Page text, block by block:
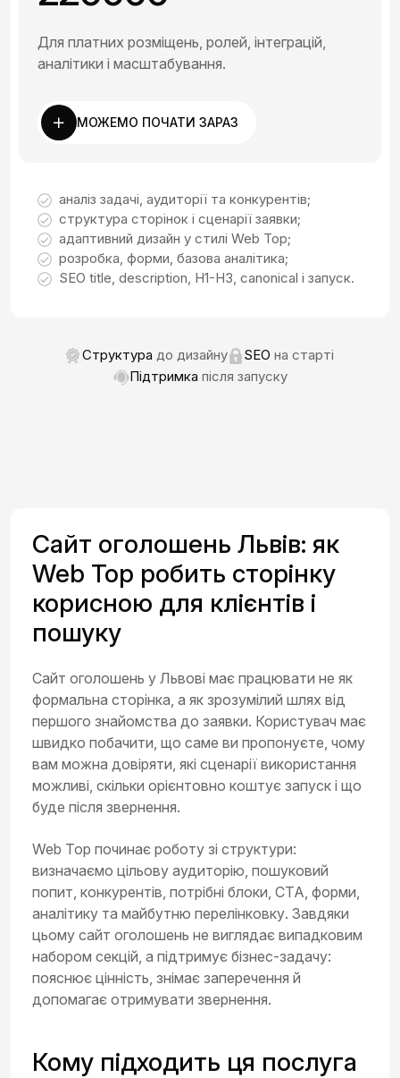
Для платних розміщень, ролей, інтеграцій,
аналітики і масштабування.
МОЖЕМО ПОЧАТИ ЗАРАЗ
аналіз задачі, аудиторії та конкурентів;
структура сторінок і сценарії заявки;
адаптивний дизайн у стилі Web Top;
розробка, форми, базова аналітика;
SEO title, description, H1-H3, canonical і запуск.
Структура до дизайну SEO на старті
Підтримка після запуску
Сайт оголошень Львів: як
Web Top робить сторінку
корисною для клієнтів і
пошуку
Сайт оголошень у Львові має працювати не як
формальна сторінка, а як зрозумілий шлях від
першого знайомства до заявки. Користувач має
швидко побачити, що саме ви пропонуєте, чому
вам можна довіряти, які сценарії використання
можливі, скільки орієнтовно коштує запуск і що
буде після звернення.
Web Top починає роботу зі структури:
визначаємо цільову аудиторію, пошуковий
попит, конкурентів, потрібні блоки, CTA, форми,
аналітику та майбутню перелінковку. Завдяки
цьому сайт оголошень не виглядає випадковим
набором секцій, а підтримує бізнес-задачу:
пояснює цінність, знімає заперечення й
допомагає отримувати звернення.
Кому підходить ця послуга